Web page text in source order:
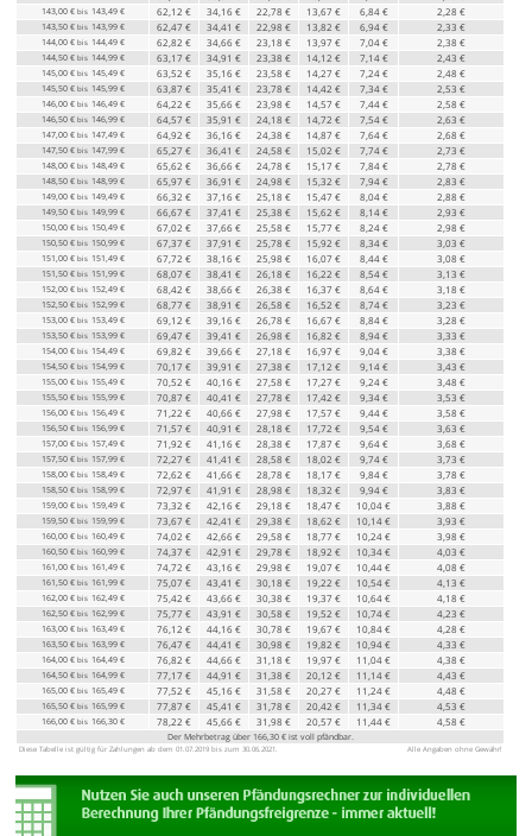
Diese Tabelle ist gültig für Zahlungen ab dem 01.07.2019 bis zum 30.06.2021. Alle Angaben ohne Gewähr!
143,00 € bis 143,49 € 62,12 € 34,16 € 22,78 € 13,67 € 6,84 € 2,28 €
143,50 € bis 143,99 € 62,47 € 34,41 € 22,98 € 13,82 € 6,94 € 2,33 €
144,00 € bis 144,49 € 62,82 € 34,66 € 23,18 € 13,97 € 7,04 € 2,38 €
144,50 € bis 144,99 € 63,17 € 34,91 € 23,38 € 14,12 € 7,14 € 2,43 €
145,00 € bis 145,49 € 63,52 € 35,16 € 23,58 € 14,27 € 7,24 € 2,48 €
145,50 € bis 145,99 € 63,87 € 35,41 € 23,78 € 14,42 € 7,34 € 2,53 €
146,00 € bis 146,49 € 64,22 € 35,66 € 23,98 € 14,57 € 7,44 € 2,58 €
146,50 € bis 146,99 € 64,57 € 35,91 € 24,18 € 14,72 € 7,54 € 2,63 €
147,00 € bis 147,49 € 64,92 € 36,16 € 24,38 € 14,87 € 7,64 € 2,68 €
147,50 € bis 147,99 € 65,27 € 36,41 € 24,58 € 15,02 € 7,74 € 2,73 €
148,00 € bis 148,49 € 65,62 € 36,66 € 24,78 € 15,17 € 7,84 € 2,78 €
148,50 € bis 148,99 € 65,97 € 36,91 € 24,98 € 15,32 € 7,94 € 2,83 €
149,00 € bis 149,49 € 66,32 € 37,16 € 25,18 € 15,47 € 8,04 € 2,88 €
149,50 € bis 149,99 € 66,67 € 37,41 € 25,38 € 15,62 € 8,14 € 2,93 €
150,00 € bis 150,49 € 67,02 € 37,66 € 25,58 € 15,77 € 8,24 € 2,98 €
150,50 € bis 150,99 € 67,37 € 37,91 € 25,78 € 15,92 € 8,34 € 3,03 €
151,00 € bis 151,49 € 67,72 € 38,16 € 25,98 € 16,07 € 8,44 € 3,08 €
151,50 € bis 151,99 € 68,07 € 38,41 € 26,18 € 16,22 € 8,54 € 3,13 €
152,00 € bis 152,49 € 68,42 € 38,66 € 26,38 € 16,37 € 8,64 € 3,18 €
152,50 € bis 152,99 € 68,77 € 38,91 € 26,58 € 16,52 € 8,74 € 3,23 €
153,00 € bis 153,49 € 69,12 € 39,16 € 26,78 € 16,67 € 8,84 € 3,28 €
153,50 € bis 153,99 € 69,47 € 39,41 € 26,98 € 16,82 € 8,94 € 3,33 €
154,00 € bis 154,49 € 69,82 € 39,66 € 27,18 € 16,97 € 9,04 € 3,38 €
154,50 € bis 154,99 € 70,17 € 39,91 € 27,38 € 17,12 € 9,14 € 3,43 €
155,00 € bis 155,49 € 70,52 € 40,16 € 27,58 € 17,27 € 9,24 € 3,48 €
155,50 € bis 155,99 € 70,87 € 40,41 € 27,78 € 17,42 € 9,34 € 3,53 €
156,00 € bis 156,49 € 71,22 € 40,66 € 27,98 € 17,57 € 9,44 € 3,58 €
156,50 € bis 156,99 € 71,57 € 40,91 € 28,18 € 17,72 € 9,54 € 3,63 €
157,00 € bis 157,49 € 71,92 € 41,16 € 28,38 € 17,87 € 9,64 € 3,68 €
157,50 € bis 157,99 € 72,27 € 41,41 € 28,58 € 18,02 € 9,74 € 3,73 €
158,00 € bis 158,49 € 72,62 € 41,66 € 28,78 € 18,17 € 9,84 € 3,78 €
158,50 € bis 158,99 € 72,97 € 41,91 € 28,98 € 18,32 € 9,94 € 3,83 €
159,00 € bis 159,49 € 73,32 € 42,16 € 29,18 € 18,47 € 10,04 € 3,88 €
159,50 € bis 159,99 € 73,67 € 42,41 € 29,38 € 18,62 € 10,14 € 3,93 €
160,00 € bis 160,49 € 74,02 € 42,66 € 29,58 € 18,77 € 10,24 € 3,98 €
160,50 € bis 160,99 € 74,37 € 42,91 € 29,78 € 18,92 € 10,34 € 4,03 €
161,00 € bis 161,49 € 74,72 € 43,16 € 29,98 € 19,07 € 10,44 € 4,08 €
161,50 € bis 161,99 € 75,07 € 43,41 € 30,18 € 19,22 € 10,54 € 4,13 €
162,00 € bis 162,49 € 75,42 € 43,66 € 30,38 € 19,37 € 10,64 € 4,18 €
162,50 € bis 162,99 € 75,77 € 43,91 € 30,58 € 19,52 € 10,74 € 4,23 €
163,00 € bis 163,49 € 76,12 € 44,16 € 30,78 € 19,67 € 10,84 € 4,28 €
163,50 € bis 163,99 € 76,47 € 44,41 € 30,98 € 19,82 € 10,94 € 4,33 €
164,00 € bis 164,49 € 76,82 € 44,66 € 31,18 € 19,97 € 11,04 € 4,38 €
164,50 € bis 164,99 € 77,17 € 44,91 € 31,38 € 20,12 € 11,14 € 4,43 €
165,00 € bis 165,49 € 77,52 € 45,16 € 31,58 € 20,27 € 11,24 € 4,48 €
165,50 € bis 165,99 € 77,87 € 45,41 € 31,78 € 20,42 € 11,34 € 4,53 €
166,00 € bis 166,30 € 78,22 € 45,66 € 31,98 € 20,57 € 11,44 € 4,58 €
Der Mehrbetrag über 166,30 € ist voll pfändbar.